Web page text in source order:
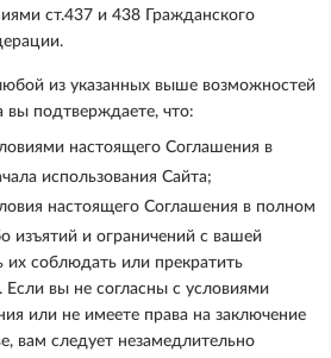
ст.437 и 438 Гражданского
из указанных выше возможностей
вы подтверждаете, что:
настоящего Соглашения в
использования Сайта;
настоящего Соглашения в полном
изъятий и ограничений с вашей
их соблюдать или прекратить
Если вы не согласны с условиями
или не имеете права на заключение
вам следует незамедлительно